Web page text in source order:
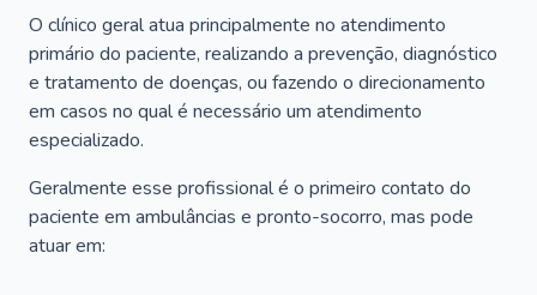
O clínico geral atua principalmente no atendimento
primário do paciente, realizando a prevenção, diagnóstico
e tratamento de doenças, ou fazendo o direcionamento
em casos no qual é necessário um atendimento
especializado.
Geralmente esse profissional é o primeiro contato do
paciente em ambulâncias e pronto-socorro, mas pode
atuar em: